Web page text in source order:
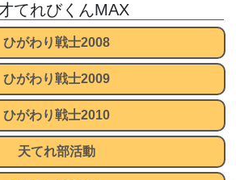
てれびくんMAX
ひがわり戦士2008
ひがわり戦士2009
ひがわり戦士2010
天てれ部活動